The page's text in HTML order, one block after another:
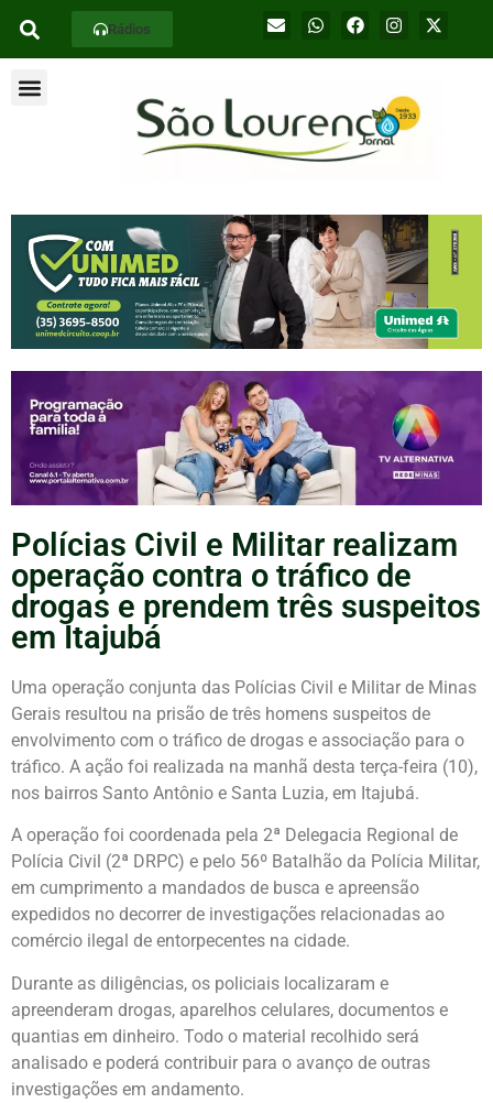
Rádios
Polícias Civil e Militar realizam
operação contra o tráfico de
drogas e prendem três suspeitos
em Itajubá
Uma operação conjunta das Polícias Civil e Militar de Minas
Gerais resultou na prisão de três homens suspeitos de
envolvimento com o tráfico de drogas e associação para o
tráfico. A ação foi realizada na manhã desta terça-feira (10),
nos bairros Santo Antônio e Santa Luzia, em Itajubá.
A operação foi coordenada pela 2ª Delegacia Regional de
Polícia Civil (2ª DRPC) e pelo 56º Batalhão da Polícia Militar,
em cumprimento a mandados de busca e apreensão
expedidos no decorrer de investigações relacionadas ao
comércio ilegal de entorpecentes na cidade.
Durante as diligências, os policiais localizaram e
apreenderam drogas, aparelhos celulares, documentos e
quantias em dinheiro. Todo o material recolhido será
analisado e poderá contribuir para o avanço de outras
investigações em andamento.